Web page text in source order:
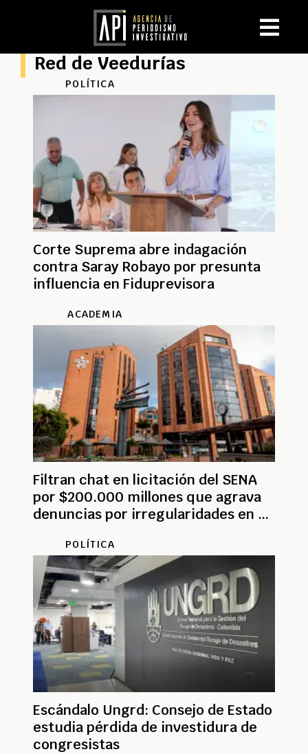
Red de Veedurías
POLÍTICA
Corte Suprema abre indagación
contra Saray Robayo por presunta
influencia en Fiduprevisora
ACADEMIA
Filtran chat en licitación del SENA
por $200.000 millones que agrava
denuncias por irregularidades en el
POLÍTICA
Escándalo Ungrd: Consejo de Estado
estudia pérdida de investidura de
congresistas